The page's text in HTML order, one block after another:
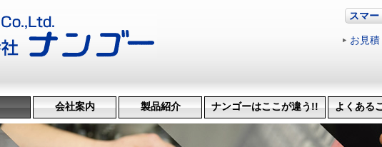
スマ
お見
会社案内
ミッション
会社概要
機械設備
沿革・受賞歴
製品紹介
機械加工
治具･省力化機械
試作・開発
特許技術
ナンゴーはここが違う!!
よくある